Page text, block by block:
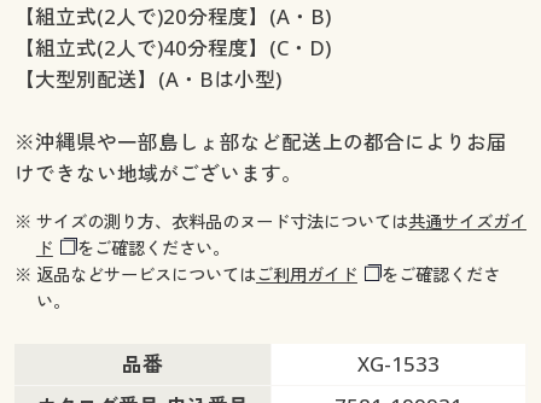
【組立式(2人で)20分程度】(A・B)
【組立式(2人で)40分程度】(C・D)
【大型別配送】(A・Bは小型)
※沖縄県や一部島しょ部など配送上の都合によりお届
けできない地域がございます。
※ サイズの測り方、衣料品のヌード寸法については共通サイズガイ
ド
をご確認ください。
※ 返品などサービスについてはご利用ガイド
をご確認くださ
い。
品番
XG-1533